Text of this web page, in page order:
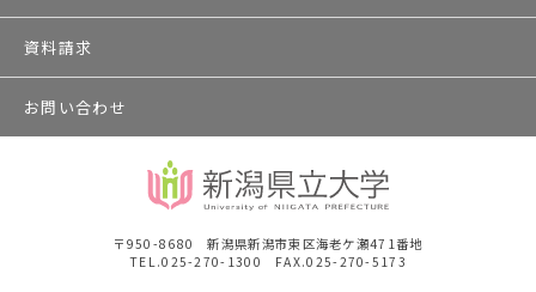
資料請求
お問い合わせ
〒950-8680 新潟県新潟市東区海老ケ瀬471番地
TEL.025-270-1300 FAX.025-270-5173